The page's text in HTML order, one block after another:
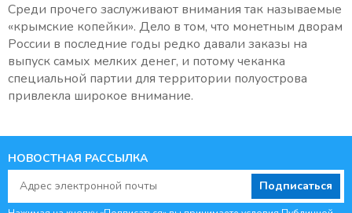
Среди прочего заслуживают внимания так называемые
«крымские копейки». Дело в том, что монетным дворам
России в последние годы редко давали заказы на
выпуск самых мелких денег, и потому чеканка
специальной партии для территории полуострова
привлекла широкое внимание.
НОВОСТНАЯ РАССЫЛКА
Подписаться